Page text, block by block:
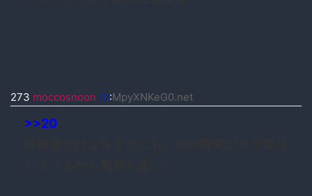
273 moccosnoon ID:MpyXNKeG0.net
>>20